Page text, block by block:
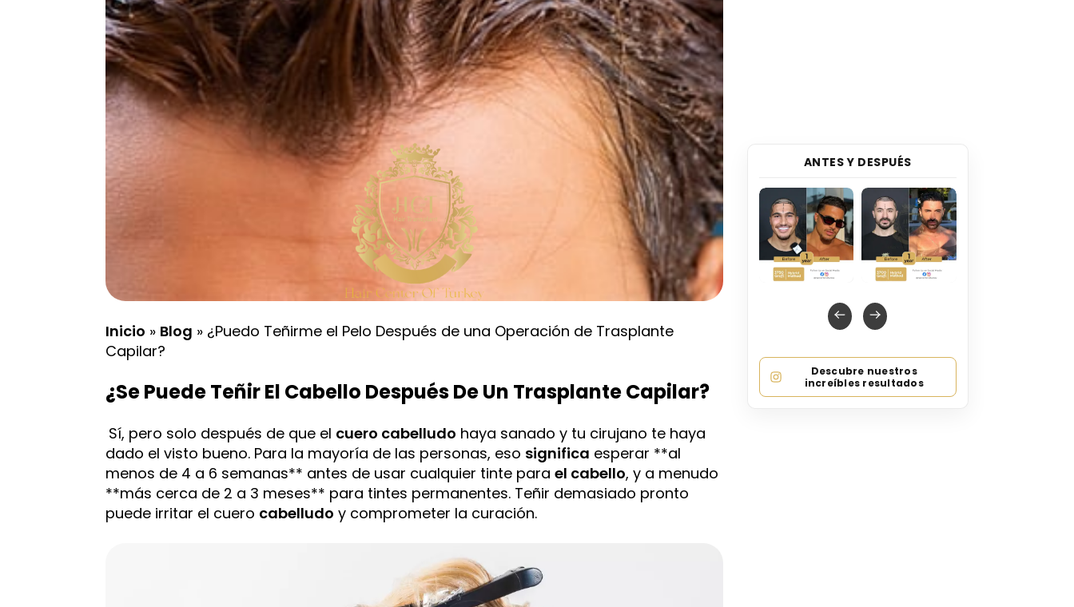
Inicio » Blog » ¿Puedo Teñirme el Pelo Después de una Operación de Trasplante
Capilar?
¿Se Puede Teñir El Cabello Después De Un Trasplante Capilar?
Sí, pero solo después de que el cuero cabelludo haya sanado y tu cirujano te haya
dado el visto bueno. Para la mayoría de las personas, eso significa esperar **al
menos de 4 a 6 semanas** antes de usar cualquier tinte para el cabello, y a menudo
**más cerca de 2 a 3 meses** para tintes permanentes. Teñir demasiado pronto
puede irritar el cuero cabelludo y comprometer la curación.
ANTES Y DESPUÉS
Descubre nuestros
increíbles resultados